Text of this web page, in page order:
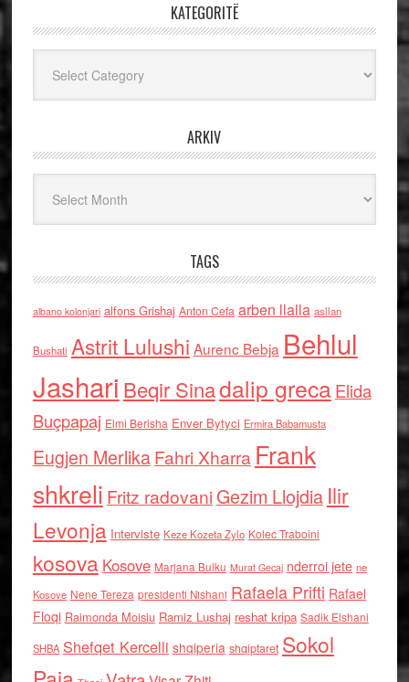
KATEGORITË
ARKIV
TAGS
albano kolonjari alfons Grishaj Anton Cefa arben llalla asllan
Bushati Astrit Lulushi Aurenc Bebja Behlul
Jashari Beqir Sinadalip grecaElida
Buçpapaj Elmi Berisha Enver Bytyci Ermira Babamusta
Eugjen MerlikaFahri Xharra Frank
shkreli Fritz radovaniGezim Llojdia Ilir
Levonja Interviste Keze Kozeta Zylo Kolec Traboini
kosova Kosove Marjana Bulku Murat Gecaj nderroi jete ne
Kosove Nene Tereza presidenti Nishani Rafaela Prifti Rafael
Floqi Raimonda Moisiu Ramiz Lushaj reshat kripa Sadik Elshani
SHBA Shefqet Kercelli shqiperia shqiptaret Sokol